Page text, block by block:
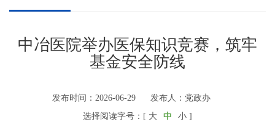
中冶医院举办医保知识竞赛，筑牢
基金安全防线
发布时间：2026-06-29
发布人：党政办
选择阅读字号：[ 大 中 小 ]